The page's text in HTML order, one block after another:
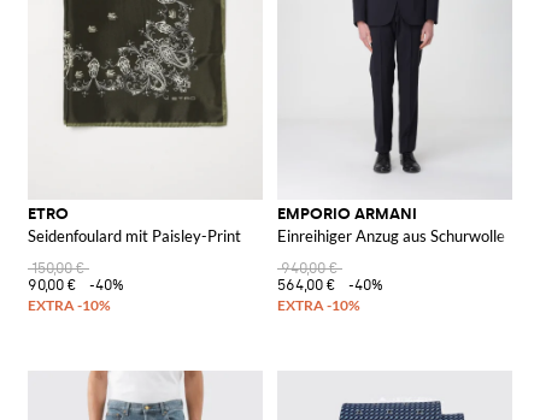
ETRO
Seidenfoulard mit Paisley-Print
150,00 €
90,00 €
-40%
EMPORIO ARMANI
Einreihiger Anzug aus Schurwolle
940,00 €
564,00 €
-40%